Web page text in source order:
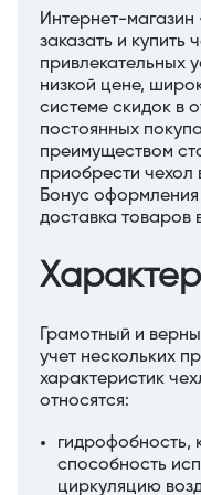
Интернет-магазин
заказать и купить
привлекательных
низкой цене,
системе скидок в
постоянных
преимуществом
приобрести чехол
Бонус оформления
доставка товаров
Грамотный и
учет нескольких
характеристик
относятся:
гидрофобность,
способность
циркуляцию